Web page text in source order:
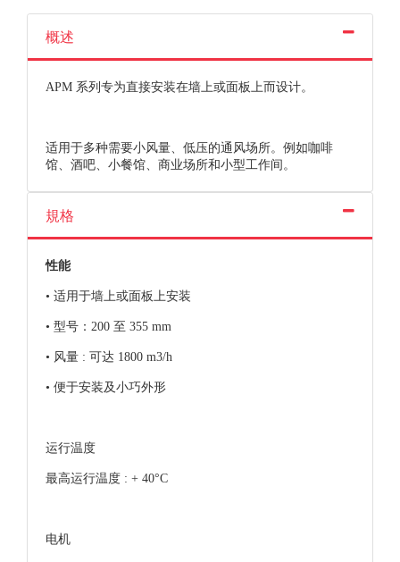
概述
APM 系列专为直接安装在墙上或面板上而设计。
适用于多种需要小风量、低压的通风场所。例如咖啡
馆、酒吧、小餐馆、商业场所和小型工作间。
規格
性能
• 适用于墙上或面板上安装
• 型号：200 至 355 mm
• 风量 : 可达 1800 m3/h
• 便于安装及小巧外形
运行温度
最高运行温度 : + 40°C
电机